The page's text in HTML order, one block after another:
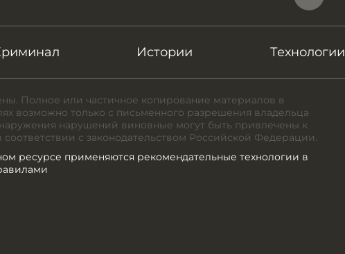
Истории Технологии
Полное или частичное копирование материалов в
возможно только с письменного разрешения владельца
нарушений виновные могут быть привлечены к
соответствии с законодательством Российской Федерации.
ресурсе применяются рекомендательные технологии в